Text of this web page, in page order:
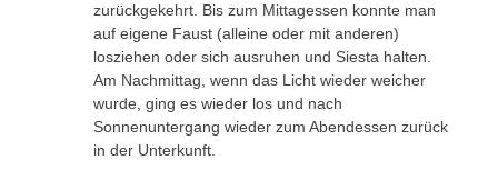
zurückgekehrt. Bis zum Mittagessen konnte man
auf eigene Faust (alleine oder mit anderen)
losziehen oder sich ausruhen und Siesta halten.
Am Nachmittag, wenn das Licht wieder weicher
wurde, ging es wieder los und nach
Sonnenuntergang wieder zum Abendessen zurück
in der Unterkunft.